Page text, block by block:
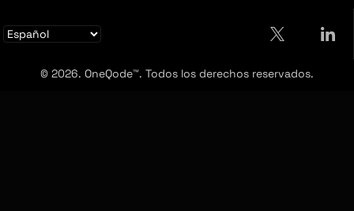
© 2026. OneQode™. Todos los derechos reservados.